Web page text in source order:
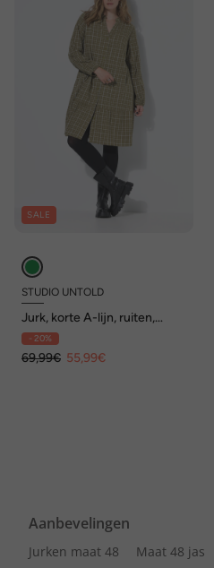
SALE
STUDIO UNTOLD
Jurk, korte A-lijn, ruiten,
zoomvolant, knoopsluiting
- 20%
69,99€ 55,99€
Aanbevelingen
Jurken maat 48 Maat 48 jas